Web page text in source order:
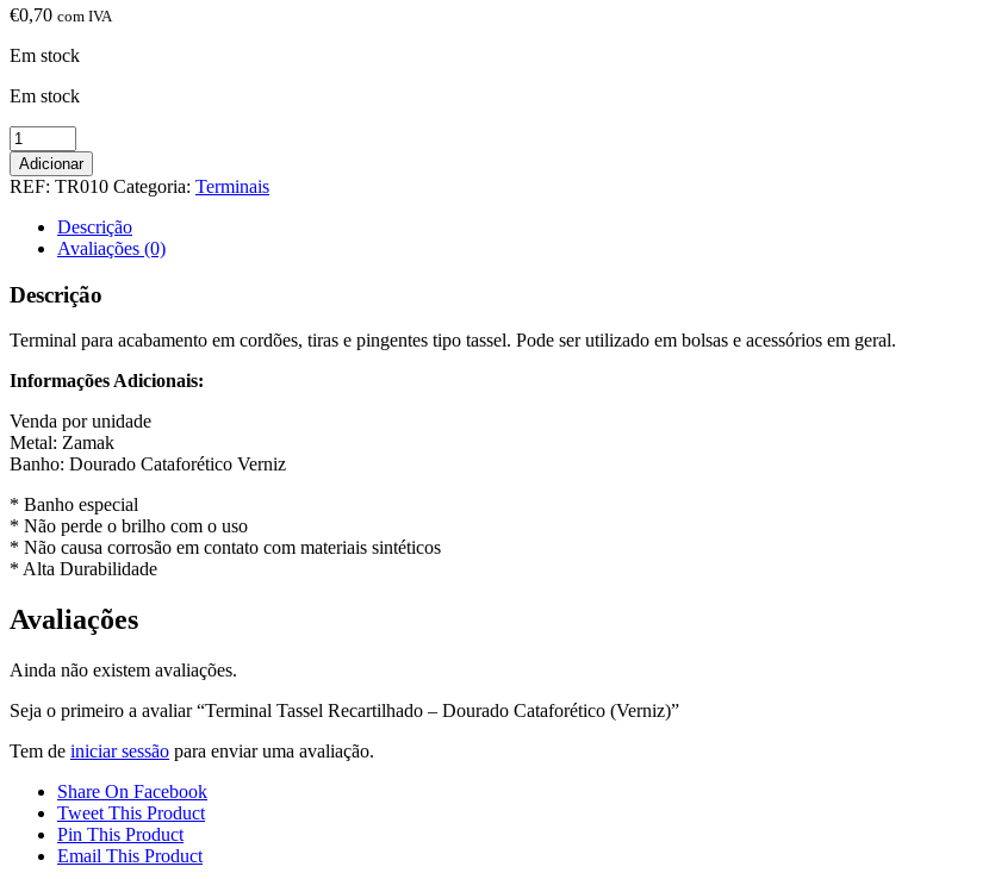
€0,70 com IVA
Em stock
Em stock
Quantidade
de
Terminal
Tassel
Recartilhado
Dourado
Cataforético
(Verniz)
Adicionar
REF: TR010 Categoria: Terminais
Descrição
Avaliações (0)
Descrição
Terminal para acabamento em cordões, tiras e pingentes tipo tassel. Pode ser utilizado em bolsas e acessórios em geral.
Informações Adicionais:
Venda por unidade
Metal: Zamak
Banho: Dourado Cataforético Verniz
* Banho especial
* Não perde o brilho com o uso
* Não causa corrosão em contato com materiais sintéticos
* Alta Durabilidade
Avaliações
Ainda não existem avaliações.
Seja o primeiro a avaliar “Terminal Tassel Recartilhado – Dourado Cataforético (Verniz)”
Tem de iniciar sessão para enviar uma avaliação.
Share On Facebook
Tweet This Product
Pin This Product
Email This Product